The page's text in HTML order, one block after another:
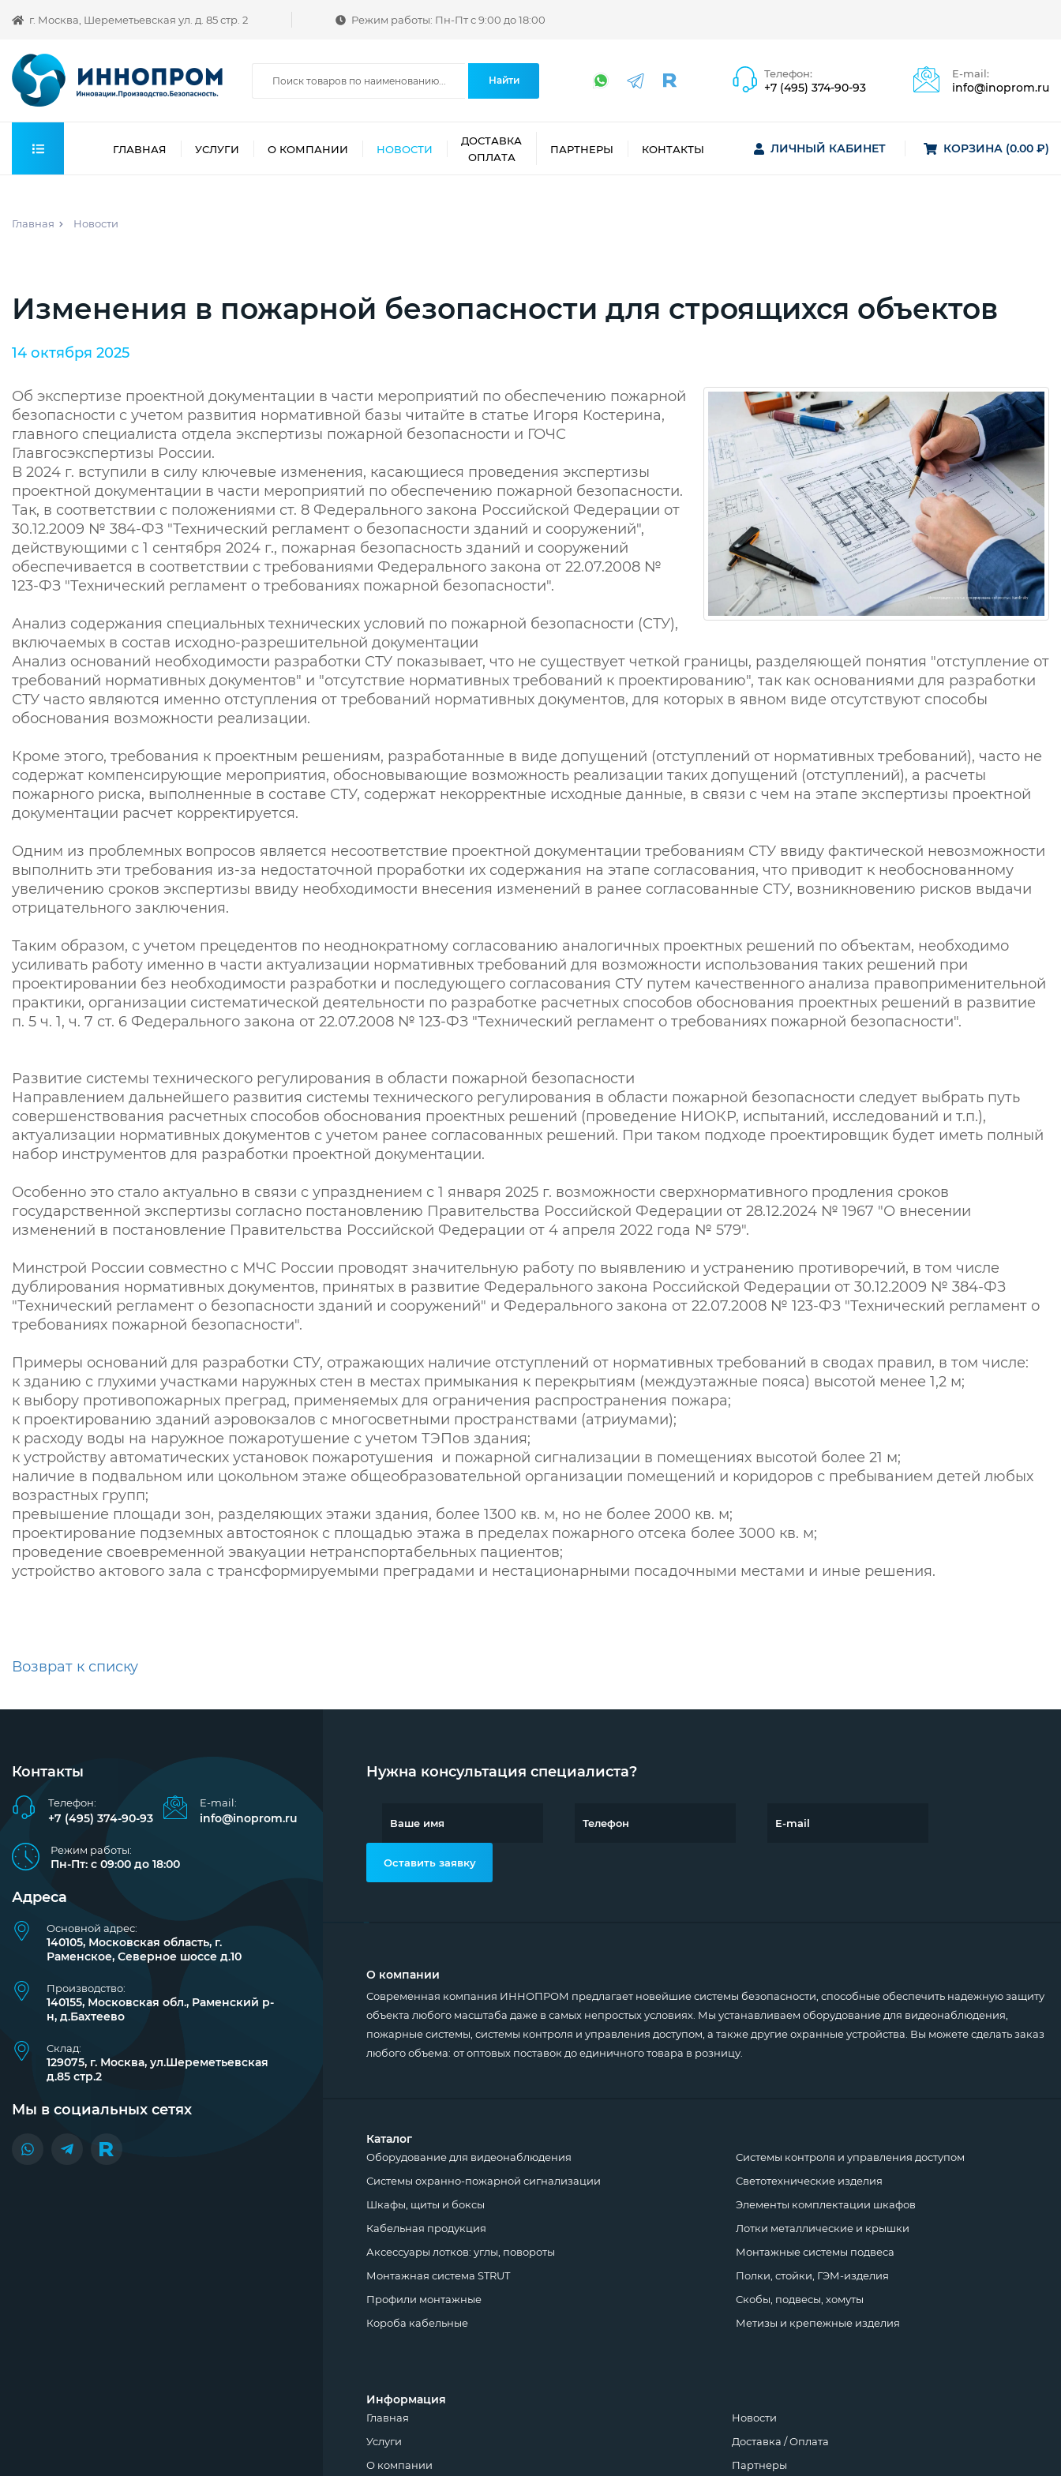
г. Москва, Шереметьевская ул. д. 85 стр. 2 Режим работы: Пн-Пт с 9:00 до 18:00
Найти
Телефон:
+7 (495) 374-90-93
E-mail:
info@inoprom.ru
ГЛАВНАЯ УСЛУГИ О КОМПАНИИ НОВОСТИ
ДОСТАВКА
ОПЛАТА
ПАРТНЕРЫ КОНТАКТЫ ЛИЧНЫЙ КАБИНЕТ КОРЗИНА (0.00 ₽)
Главная Новости
Изменения в пожарной безопасности для строящихся объектов
14 октября 2025
Об экспертизе проектной документации в части мероприятий по обеспечению пожарной
безопасности с учетом развития нормативной базы читайте в статье Игоря Костерина,
главного специалиста отдела экспертизы пожарной безопасности и ГОЧС
Главгосэкспертизы России.
В 2024 г. вступили в силу ключевые изменения, касающиеся проведения экспертизы
проектной документации в части мероприятий по обеспечению пожарной безопасности.
Так, в соответствии с положениями ст. 8 Федерального закона Российской Федерации от
30.12.2009 № 384-ФЗ "Технический регламент о безопасности зданий и сооружений",
действующими с 1 сентября 2024 г., пожарная безопасность зданий и сооружений
обеспечивается в соответствии с требованиями Федерального закона от 22.07.2008 №
123-ФЗ "Технический регламент о требованиях пожарной безопасности".
Анализ содержания специальных технических условий по пожарной безопасности (СТУ),
включаемых в состав исходно-разрешительной документации
Анализ оснований необходимости разработки СТУ показывает, что не существует четкой границы, разделяющей понятия "отступление от
требований нормативных документов" и "отсутствие нормативных требований к проектированию", так как основаниями для разработки
СТУ часто являются именно отступления от требований нормативных документов, для которых в явном виде отсутствуют способы
обоснования возможности реализации.
Кроме этого, требования к проектным решениям, разработанные в виде допущений (отступлений от нормативных требований), часто не
содержат компенсирующие мероприятия, обосновывающие возможность реализации таких допущений (отступлений), а расчеты
пожарного риска, выполненные в составе СТУ, содержат некорректные исходные данные, в связи с чем на этапе экспертизы проектной
документации расчет корректируется.
Одним из проблемных вопросов является несоответствие проектной документации требованиям СТУ ввиду фактической невозможности
выполнить эти требования из-за недостаточной проработки их содержания на этапе согласования, что приводит к необоснованному
увеличению сроков экспертизы ввиду необходимости внесения изменений в ранее согласованные СТУ, возникновению рисков выдачи
отрицательного заключения.
Таким образом, с учетом прецедентов по неоднократному согласованию аналогичных проектных решений по объектам, необходимо
усиливать работу именно в части актуализации нормативных требований для возможности использования таких решений при
проектировании без необходимости разработки и последующего согласования СТУ путем качественного анализа правоприменительной
практики, организации систематической деятельности по разработке расчетных способов обоснования проектных решений в развитие
п. 5 ч. 1, ч. 7 ст. 6 Федерального закона от 22.07.2008 № 123-ФЗ "Технический регламент о требованиях пожарной безопасности".
Развитие системы технического регулирования в области пожарной безопасности
Направлением дальнейшего развития системы технического регулирования в области пожарной безопасности следует выбрать путь
совершенствования расчетных способов обоснования проектных решений (проведение НИОКР, испытаний, исследований и т.п.),
актуализации нормативных документов с учетом ранее согласованных решений. При таком подходе проектировщик будет иметь полный
набор инструментов для разработки проектной документации.
Особенно это стало актуально в связи с упразднением с 1 января 2025 г. возможности сверхнормативного продления сроков
государственной экспертизы согласно постановлению Правительства Российской Федерации от 28.12.2024 № 1967 "О внесении
изменений в постановление Правительства Российской Федерации от 4 апреля 2022 года № 579".
Минстрой России совместно с МЧС России проводят значительную работу по выявлению и устранению противоречий, в том числе
дублирования нормативных документов, принятых в развитие Федерального закона Российской Федерации от 30.12.2009 № 384-ФЗ
"Технический регламент о безопасности зданий и сооружений" и Федерального закона от 22.07.2008 № 123-ФЗ "Технический регламент о
требованиях пожарной безопасности".
Примеры оснований для разработки СТУ, отражающих наличие отступлений от нормативных требований в сводах правил, в том числе:
к зданию с глухими участками наружных стен в местах примыкания к перекрытиям (междуэтажные пояса) высотой менее 1,2 м;
к выбору противопожарных преград, применяемых для ограничения распространения пожара;
к проектированию зданий аэровокзалов с многосветными пространствами (атриумами);
к расходу воды на наружное пожаротушение с учетом ТЭПов здания;
к устройству автоматических установок пожаротушения и пожарной сигнализации в помещениях высотой более 21 м;
наличие в подвальном или цокольном этаже общеобразовательной организации помещений и коридоров с пребыванием детей любых
возрастных групп;
превышение площади зон, разделяющих этажи здания, более 1300 кв. м, но не более 2000 кв. м;
проектирование подземных автостоянок с площадью этажа в пределах пожарного отсека более 3000 кв. м;
проведение своевременной эвакуации нетранспортабельных пациентов;
устройство актового зала с трансформируемыми преградами и нестационарными посадочными местами и иные решения.
Возврат к списку
Контакты
Телефон:
+7 (495) 374-90-93
E-mail:
info@inoprom.ru
Режим работы:
Пн-Пт: с 09:00 до 18:00
Адреса
Основной адрес:
140105, Московская область, г.
Раменское, Северное шоссе д.10
Производство:
140155, Московская обл., Раменский р-
н, д.Бахтеево
Склад:
129075, г. Москва, ул.Шереметьевская
д.85 стр.2
Мы в социальных сетях
Нужна консультация специалиста?
Оставить заявку
О компании
Современная компания ИННОПРОМ предлагает новейшие системы безопасности, способные обеспечить надежную защиту
объекта любого масштаба даже в самых непростых условиях. Мы устанавливаем оборудование для видеонаблюдения,
пожарные системы, системы контроля и управления доступом, а также другие охранные устройства. Вы можете сделать заказ
любого объема: от оптовых поставок до единичного товара в розницу.
Каталог
Оборудование для видеонаблюдения
Системы контроля и управления доступом
Системы охранно-пожарной сигнализации
Светотехнические изделия
Шкафы, щиты и боксы
Элементы комплектации шкафов
Кабельная продукция
Лотки металлические и крышки
Аксессуары лотков: углы, повороты
Монтажные системы подвеса
Монтажная система STRUT
Полки, стойки, ГЭМ-изделия
Профили монтажные
Скобы, подвесы, хомуты
Короба кабельные
Метизы и крепежные изделия
Информация
Главная
Новости
Услуги
Доставка / Оплата
О компании
Партнеры